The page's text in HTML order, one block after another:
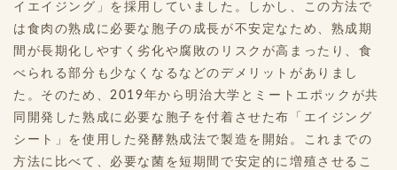
イエイジング」を採用していました。しかし、この方法で
は食肉の熟成に必要な胞子の成長が不安定なため、熟成期
間が長期化しやすく劣化や腐敗のリスクが高まったり、食
べられる部分も少なくなるなどのデメリットがありまし
た。そのため、2019年から明治大学とミートエポックが共
同開発した熟成に必要な胞子を付着させた布「エイジング
シート」を使用した発酵熟成法で製造を開始。これまでの
方法に比べて、必要な菌を短期間で安定的に増殖させるこ